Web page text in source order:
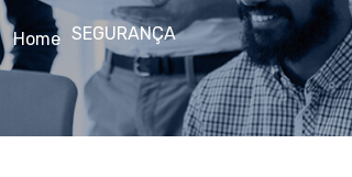
Home SEGURANÇA